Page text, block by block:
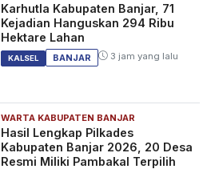
Karhutla Kabupaten Banjar, 71
Kejadian Hanguskan 294 Ribu
Hektare Lahan
KALSEL BANJAR 3 jam yang lalu
WARTA KABUPATEN BANJAR
Hasil Lengkap Pilkades
Kabupaten Banjar 2026, 20 Desa
Resmi Miliki Pambakal Terpilih